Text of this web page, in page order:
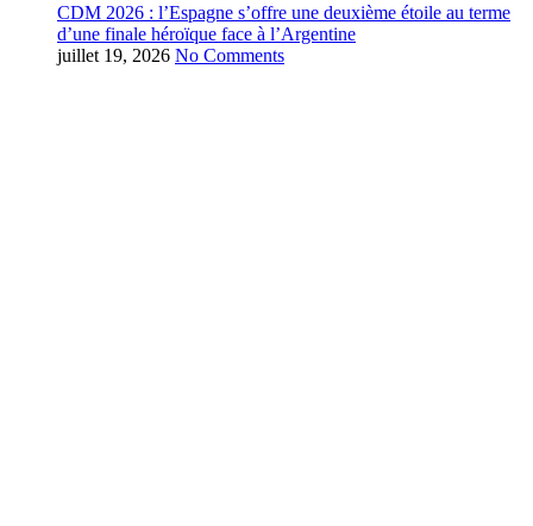
CDM 2026 : l’Espagne s’offre une deuxième étoile au terme
d’une finale héroïque face à l’Argentine
juillet 19, 2026 No Comments